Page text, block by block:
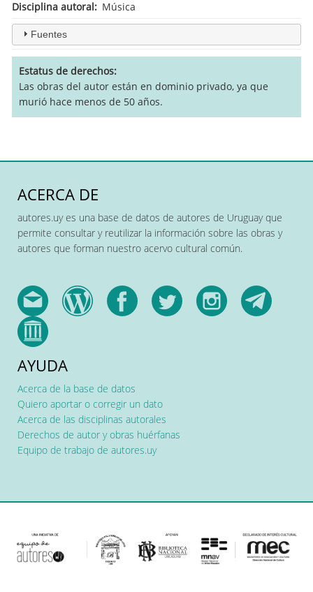
Disciplina autoral
Música
Fuentes
Estatus de derechos
Las obras del autor están en dominio privado, ya que
murió hace menos de 50 años.
ACERCA DE
autores.uy es una base de datos de autores de Uruguay que
permite consultar y reutilizar la información sobre las obras y
autores que forman nuestro acervo cultural común.
AYUDA
Acerca de la base de datos
Quiero aportar o corregir un dato
Acerca de las disciplinas autorales
Derechos de autor y obras huérfanas
Equipo de trabajo de autores.uy